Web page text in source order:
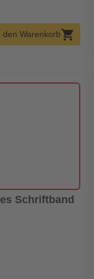
Menge
den Warenkorbshopping_cart
Schriftband